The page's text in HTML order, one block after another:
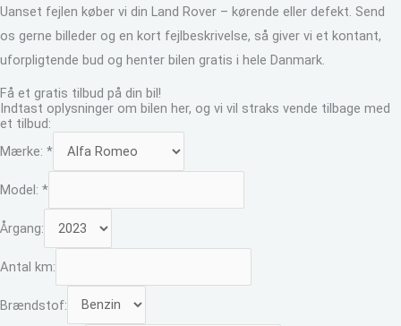
Uanset fejlen køber vi din Land Rover – kørende eller defekt. Send
os gerne billeder og en kort fejlbeskrivelse, så giver vi et kontant,
uforpligtende bud og henter bilen gratis i hele Danmark.
Få et gratis tilbud på din bil!
Indtast oplysninger om bilen her, og vi vil straks vende tilbage med
et tilbud:
Mærke: *
Model: *
Årgang:
Antal km:
Brændstof: